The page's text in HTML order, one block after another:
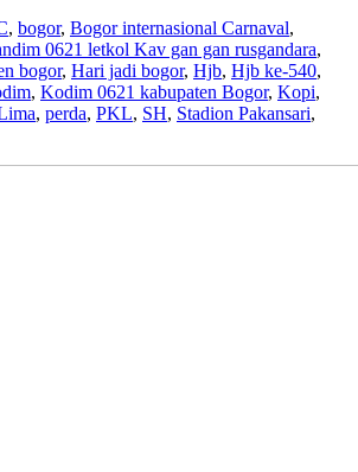
, bogor, Bogor internasional Carnaval,
0621 letkol Kav gan gan rusgandara,
bogor, Hari jadi bogor, Hjb, Hjb ke-540,
, Kodim 0621 kabupaten Bogor, Kopi,
, perda, PKL, SH, Stadion Pakansari,